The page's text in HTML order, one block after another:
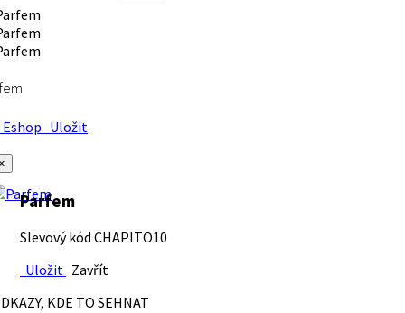
Uložit
Parfem
Slevový kód CHAPITO10
Uložit Zavřít
KDE TO SEHNAT